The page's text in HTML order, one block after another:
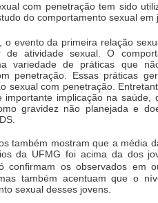
com penetração tem sido
do comportamento sexual em
, o evento da primeira relação
atividade sexual. O
variedade de práticas que
penetração. Essas práticas
sexual com penetração.
implicação na saúde,
gravidez não planejada e
também mostram que a média
da UFMG foi acima da dos
confirmam os observados em
também acentuam que o
sexual desses jovens.